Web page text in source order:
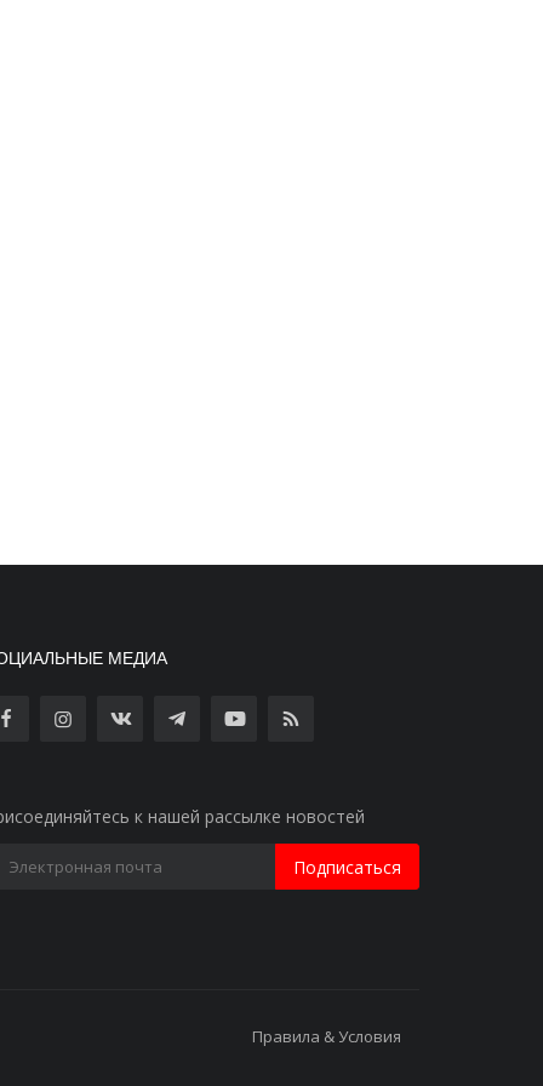
МЕДИА
к нашей рассылке новостей
Подписаться
Правила & Условия